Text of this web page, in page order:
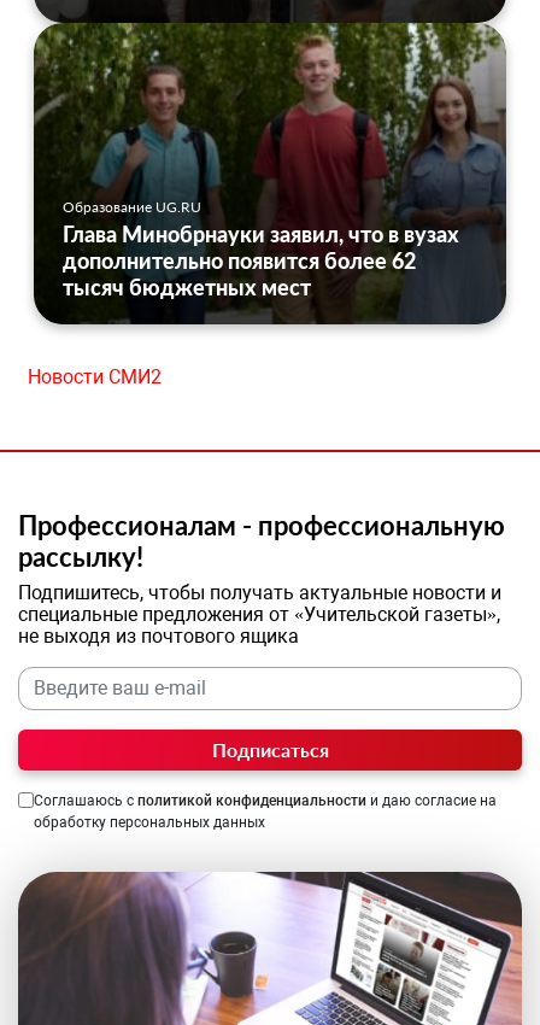
Образование UG.RU
Глава Минобрнауки заявил, что в вузах
дополнительно появится более 62
тысяч бюджетных мест
Новости СМИ2
Профессионалам - профессиональную
рассылку!
Подпишитесь, чтобы получать актуальные новости и
специальные предложения от «Учительской газеты»,
не выходя из почтового ящика
Подписаться
Соглашаюсь с политикой конфиденциальности и даю согласие на
обработку персональных данных